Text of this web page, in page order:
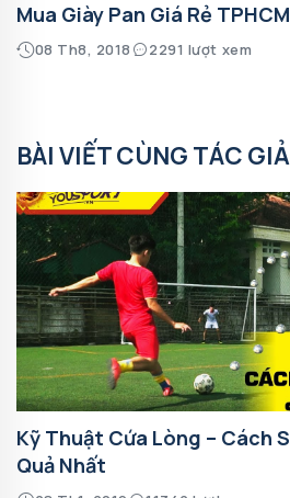
Mua Giày Pan Giá Rẻ TPHCM
08 Th8, 2018 2291 lượt xem
BÀI VIẾT CÙNG TÁC GIẢ
Kỹ Thuật Cứa Lòng – Cách
Quả Nhất